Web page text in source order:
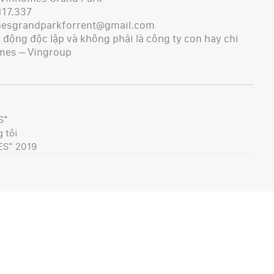
độc lập và không phải là công ty con hay chi
– Vingroup
+
tôi
+ 2019